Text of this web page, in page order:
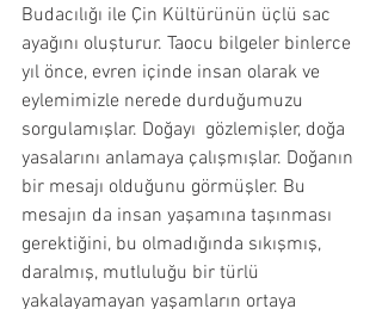
Budacılığı ile Çin Kültürünün üçlü sac
ayağını oluşturur. Taocu bilgeler binlerce
yıl önce, evren içinde insan olarak ve
eylemimizle nerede durduğumuzu
sorgulamışlar. Doğayı  gözlemişler, doğa
yasalarını anlamaya çalışmışlar. Doğanın
bir mesajı olduğunu görmüşler. Bu
mesajın da insan yaşamına taşınması
gerektiğini, bu olmadığında sıkışmış,
daralmış, mutluluğu bir türlü
yakalayamayan yaşamların ortaya